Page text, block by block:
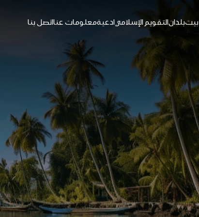
بيتبلدانالتقويم الإسلاميادعيةمعلومات عنااتصل بنا